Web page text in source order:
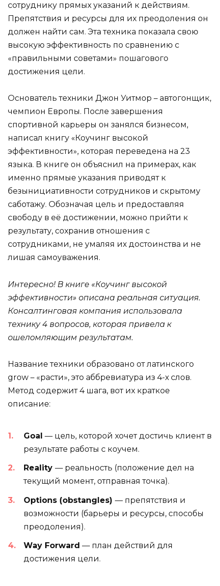
сотруднику прямых указаний к действиям.
Препятствия и ресурсы для их преодоления он
должен найти сам. Эта техника показала свою
высокую эффективность по сравнению с
«правильными советами» пошагового
достижения цели.
Основатель техники Джон Уитмор – автогонщик,
чемпион Европы. После завершения
спортивной карьеры он занялся бизнесом,
написал книгу «Коучинг высокой
эффективности», которая переведена на 23
языка. В книге он объяснил на примерах, как
именно прямые указания приводят к
безынициативности сотрудников и скрытому
саботажу. Обозначая цель и предоставляя
свободу в её достижении, можно прийти к
результату, сохранив отношения с
сотрудниками, не умаляя их достоинства и не
лишая самоуважения.
Интересно! В книге «Коучинг высокой
эффективности» описана реальная ситуация.
Консалтинговая компания использовала
технику 4 вопросов, которая привела к
ошеломляющим результатам.
Название техники образовано от латинского
grow – «расти», это аббревиатура из 4-х слов.
Метод содержит 4 шага, вот их краткое
описание:
Goal — цель, которой хочет достичь клиент в
результате работы с коучем.
Reality — реальность (положение дел на
текущий момент, отправная точка).
Options (obstangles) — препятствия и
возможности (барьеры и ресурсы, способы
преодоления).
Way Forward — план действий для
достижения цели.